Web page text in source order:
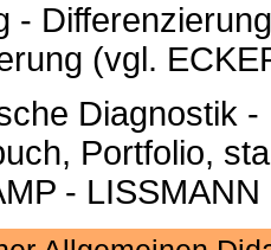
-
(vgl.
Diagnostik
Portfolio,
-